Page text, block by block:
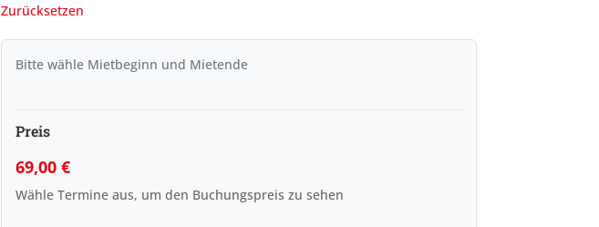
Zurücksetzen
Bitte wähle Mietbeginn und Mietende
Preis
69,00€
Wähle Termine aus, um den Buchungspreis zu sehen